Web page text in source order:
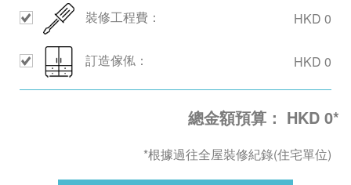
裝修工程費： HKD 0
訂造傢俬： HKD 0
總金額預算： HKD 0*
*根據過往全屋裝修紀錄(住宅單位)